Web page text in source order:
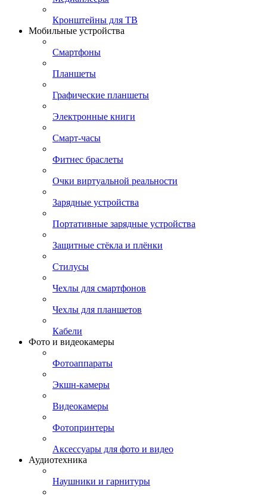
Кронштейны для ТВ
Мобильные устройства
Смартфоны
Планшеты
Графические планшеты
Электронные книги
Смарт-часы
Фитнес браслеты
Очки виртуальной реальности
Зарядные устройства
Портативные зарядные устройства
Защитные стёкла и плёнки
Стилусы
Чехлы для смартфонов
Чехлы для планшетов
Кабели
Фото и видеокамеры
Фотоаппараты
Экшн-камеры
Видеокамеры
Фотопринтеры
Аксессуары для фото и видео
Аудиотехника
Наушники и гарнитуры